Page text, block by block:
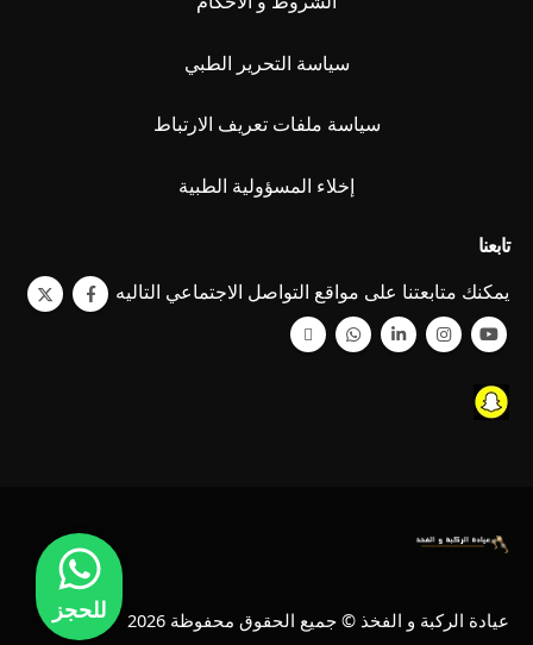
سياسة التحرير الطبي
سياسة ملفات تعريف الارتباط
إخلاء المسؤولية الطبية
تابعنا
يمكنك متابعتنا على مواقع التواصل الاجتماعي التاليه
عيادة الركبة و الفخذ © جميع الحقوق محفوظة 2026 للحجز